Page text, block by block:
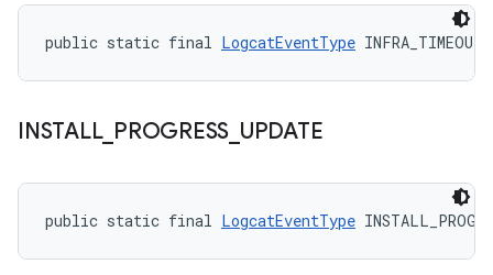
public static final LogcatEventType INFRA_TIMEOUT
INSTALL_ PROGRESS UPDATE
public static final LogcatEventType